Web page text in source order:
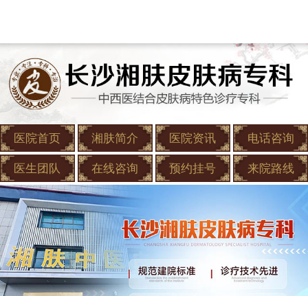
医院首页 湘肤简介 医院资讯 电话咨询
医生团队 在线咨询 预约挂号 来院路线